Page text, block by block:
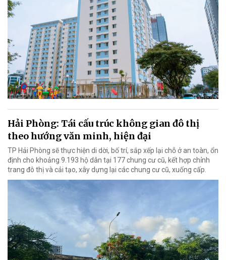
Hải Phòng: Tái cấu trúc không gian đô thị
theo hướng văn minh, hiện đại
TP Hải Phòng sẽ thực hiện di dời, bố trí, sắp xếp lại chỗ ở an toàn, ổn
định cho khoảng 9.193 hộ dân tại 177 chung cư cũ, kết hợp chỉnh
trang đô thị và cải tạo, xây dựng lại các chung cư cũ, xuống cấp.